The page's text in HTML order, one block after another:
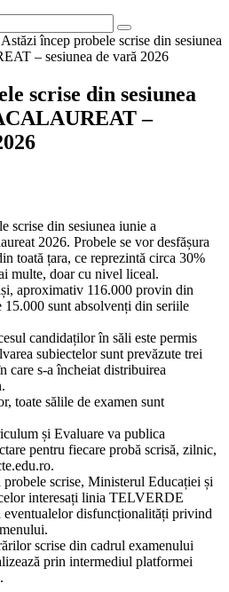
scrise din sesiunea
–
scrise din sesiunea iunie a
2026. Probele se vor desfășura
toată țara, ce reprezintă circa 30%
multe, doar cu nivel liceal.
aproximativ 116.000 provin din
15.000 sunt absolvenți din seriile
candidaților în săli este permis
subiectelor sunt prevăzute trei
care s-a încheiat distribuirea
toate sălile de examen sunt
și Evaluare va publica
pentru fiecare probă scrisă, zilnic,
probele scrise, Ministerul Educației și
interesați linia TELVERDE
eventualelor disfuncționalități privind
scrise din cadrul examenului
prin intermediul platformei